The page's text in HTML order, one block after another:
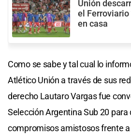
Unión
el
en casa
Como se sabe y tal cual lo
Atlético Unión a través de sus
derecho Lautaro Vargas fue
Selección Argentina Sub 20 para
compromisos amistosos frente a